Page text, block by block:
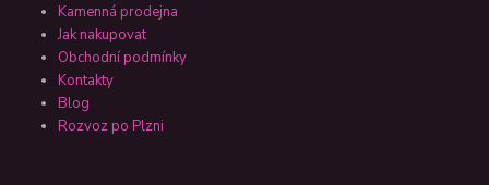
Kamenná prodejna
Jak nakupovat
Obchodní podmínky
Kontakty
Blog
Rozvoz po Plzni